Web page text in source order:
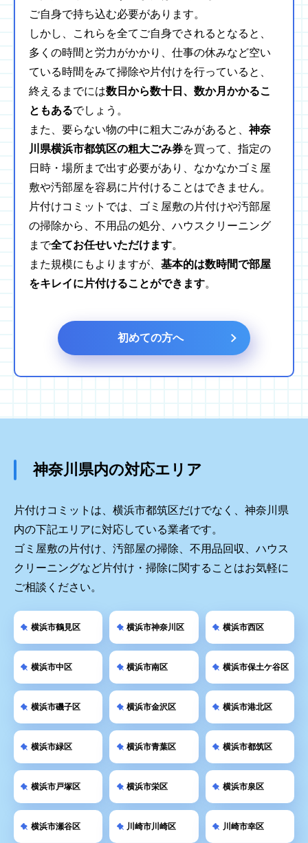
ご自身で持ち込む必要があります。
しかし、これらを全てご自身でされるとなると、
多くの時間と労力がかかり、仕事の休みなど空い
ている時間をみて掃除や片付けを行っていると、
終えるまでには数日から数十日、数か月かかるこ
ともあるでしょう。
また、要らない物の中に粗大ごみがあると、神奈
川県横浜市都筑区の粗大ごみ券を買って、指定の
日時・場所まで出す必要があり、なかなかゴミ屋
敷や汚部屋を容易に片付けることはできません。
片付けコミットでは、ゴミ屋敷の片付けや汚部屋
の掃除から、不用品の処分、ハウスクリーニング
まで全てお任せいただけます。
また規模にもよりますが、 基本的は数時間で部屋
をキレイに片付けることができます。
初めての方へ
神奈川県内の対応エリア
片付けコミットは、横浜市都筑区だけでなく、神奈川県
内の下記エリアに対応している業者です。
ゴミ屋敷の片付け、汚部屋の掃除、不用品回収、ハウス
クリーニングなど片付け・掃除に関することはお気軽に
ご相談ください。
横浜市鶴見区 横浜市神奈川区 横浜市西区
横浜市中区 横浜市南区 横浜市保土ケ谷区
横浜市磯子区 横浜市金沢区 横浜市港北区
横浜市緑区 横浜市青葉区 横浜市都筑区
横浜市戸塚区 横浜市栄区 横浜市泉区
横浜市瀬谷区 川崎市川崎区 川崎市幸区